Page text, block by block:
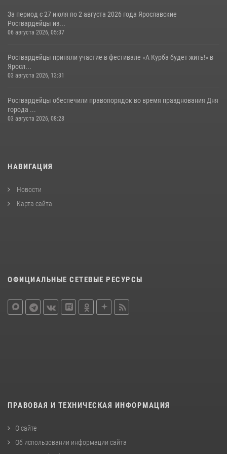
За период с 27 июля по 2 августа 2026 года Ярославские
Росгвардейцы из...
06 августа 2026, 05:37
Росгвардейцы приняли участие в фестивале «А Курба будет жить!» в
Яросл...
03 августа 2026, 13:31
Росгвардейцы обеспечили правопорядок во время празднования Дня
города ...
03 августа 2026, 08:28
НАВИГАЦИЯ
Новости
Карта сайта
ОФИЦИАЛЬНЫЕ СЕТЕВЫЕ РЕСУРСЫ
ПРАВОВАЯ И ТЕХНИЧЕСКАЯ ИНФОРМАЦИЯ
О сайте
Об использовании информации сайта